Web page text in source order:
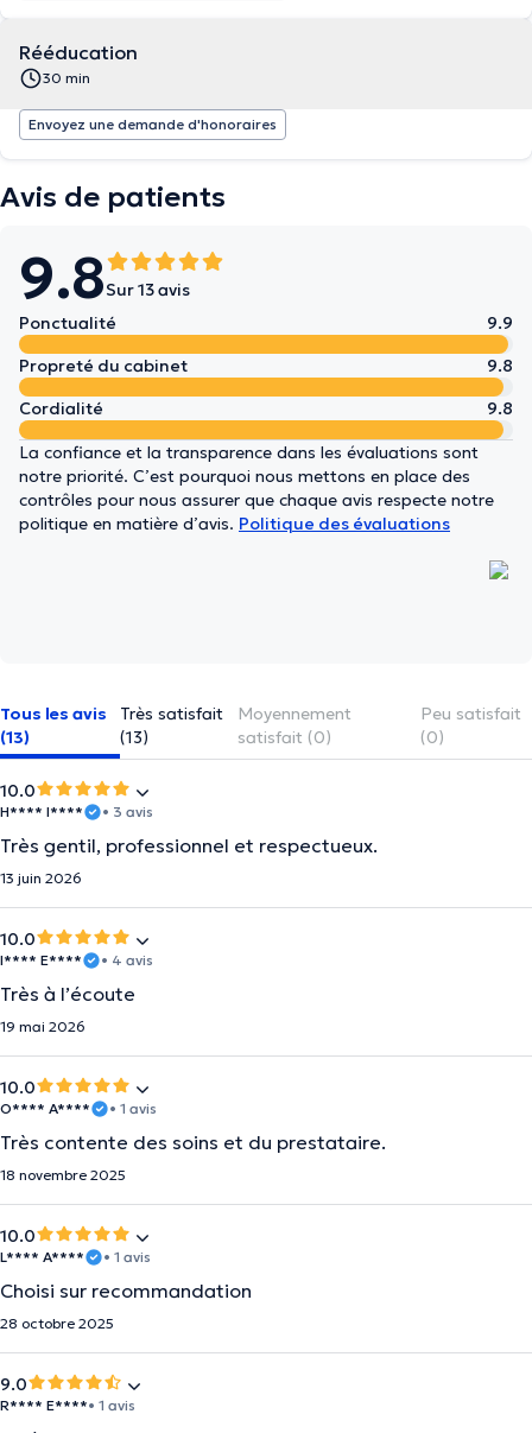
Rééducation
30 min
Envoyez une demande d'honoraires
Avis de patients
9.8Sur 13 avis
Ponctualité
9.9
Propreté du cabinet
9.8
Cordialité
9.8
La confiance et la transparence dans les évaluations sont
notre priorité. C’est pourquoi nous mettons en place des
contrôles pour nous assurer que chaque avis respecte notre
politique en matière d’avis. Politique des évaluations
Tous les avis
(13)
Très satisfait
(13)
Moyennement
satisfait (0)
Peu satisfait
(0)
10.0
H**** I**** • 3 avis
Très gentil, professionnel et respectueux.
13 juin 2026
10.0
I**** E**** • 4 avis
Très à l’écoute
19 mai 2026
10.0
O**** A**** • 1 avis
Très contente des soins et du prestataire.
18 novembre 2025
10.0
L**** A**** • 1 avis
Choisi sur recommandation
28 octobre 2025
9.0
R**** E****• 1 avis